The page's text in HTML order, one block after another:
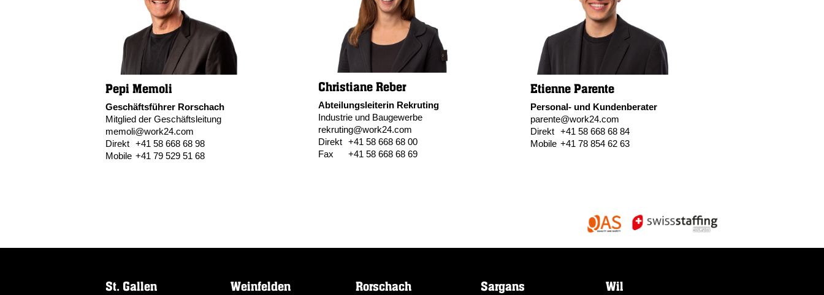
Pepi Memoli
Geschäftsführer Rorschach
Mitglied der Geschäftsleitung
memoli@work24.com
Direkt +41 58 668 68 98
Mobile +41 79 529 51 68
Christiane Reber
Abteilungsleiterin Rekruting
Industrie und Baugewerbe
rekruting@work24.com
Direkt
+41 58 668 68 00
Fax
+41 58 668 68 69
Etienne Parente
Personal- und Kundenberater
parente@work24.com
Direkt
+41 58 668 68 84
Mobile +41 78 854 62 63
St. Gallen Weinfelden Rorschach Sargans Wil